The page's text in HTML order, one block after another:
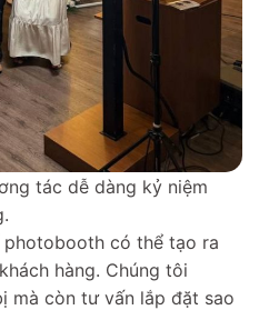
tác dễ dàng kỷ niệm
có thể tạo ra
hàng. Chúng tôi
mà còn tư vấn lắp đặt sao